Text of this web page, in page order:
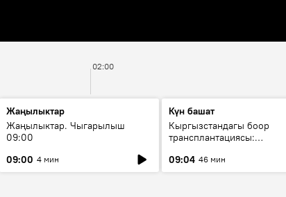
02:00
Жаңылыктар
Жаңылыктар. Чыгарылыш
09:00
09:00 4 мин
Күн башат
Кыргызстандагы боор
трансплантациясы:
келечеги
09:04 46 мин